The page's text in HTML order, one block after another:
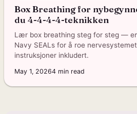
Box Breathing for
du 4-4-4-4-teknikken
Lær box breathing steg for steg —
Navy SEALs for å roe
instruksjoner inkludert.
May 1, 20264 min read